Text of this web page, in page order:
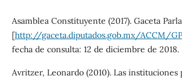
Asamblea Constituyente (2017). Gaceta
[http://gaceta.diputados.gob.mx/ACCM/
fecha de consulta: 12 de diciembre de 2018.
Avritzer, Leonardo (2010). Las